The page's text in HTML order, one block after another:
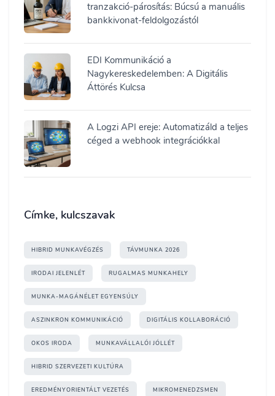
tranzakció-párosítás: Búcsú a manuális
bankkivonat-feldolgozástól
EDI Kommunikáció a
Nagykereskedelemben: A Digitális
Áttörés Kulcsa
A Logzi API ereje: Automatizáld a teljes
céged a webhook integrációkkal
Címke, kulcszavak
HIBRID MUNKAVÉGZÉS TÁVMUNKA 2026
IRODAI JELENLÉT RUGALMAS MUNKAHELY
MUNKA-MAGÁNÉLET EGYENSÚLY
ASZINKRON KOMMUNIKÁCIÓ DIGITÁLIS KOLLABORÁCIÓ
OKOS IRODA MUNKAVÁLLALÓI JÓLLÉT
HIBRID SZERVEZETI KULTÚRA
EREDMÉNYORIENTÁLT VEZETÉS MIKROMENEDZSMEN